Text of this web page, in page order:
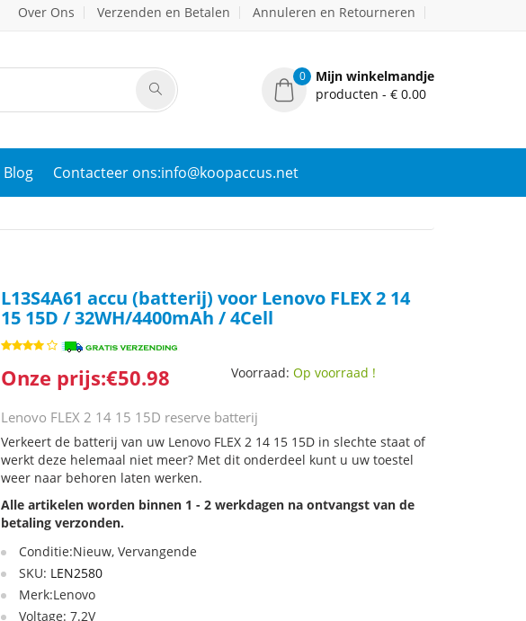
Over Ons Verzenden en Betalen Annuleren en Retourneren
0
Mijn winkelmandje
producten - € 0.00
Blog Contacteer ons:info@koopaccus.net
L13S4A61 accu (batterij) voor Lenovo FLEX 2 14
15 15D / 32WH/4400mAh / 4Cell
Onze prijs:€50.98 Voorraad:Op voorraad !
Lenovo FLEX 2 14 15 15D reserve batterij
Verkeert de batterij van uw Lenovo FLEX 2 14 15 15D in slechte staat of
werkt deze helemaal niet meer? Met dit onderdeel kunt u uw toestel
weer naar behoren laten werken.
Alle artikelen worden binnen 1 - 2 werkdagen na ontvangst van de
betaling verzonden.
Conditie:Nieuw, Vervangende
SKU: LEN2580
Merk:Lenovo
Voltage: 7.2V